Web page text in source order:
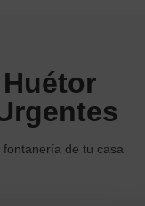
fontanería de tu casa